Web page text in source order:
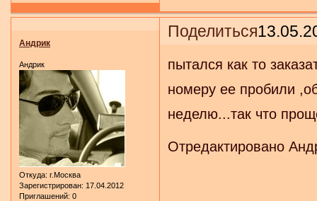
Поделиться
Андрик
Андрик
Откуда: г.Москва
Зарегистрирован: 17.04.2012
Приглашений: 0
пытался как то
номеру ее пробили
неделю...так что
Отредактировано